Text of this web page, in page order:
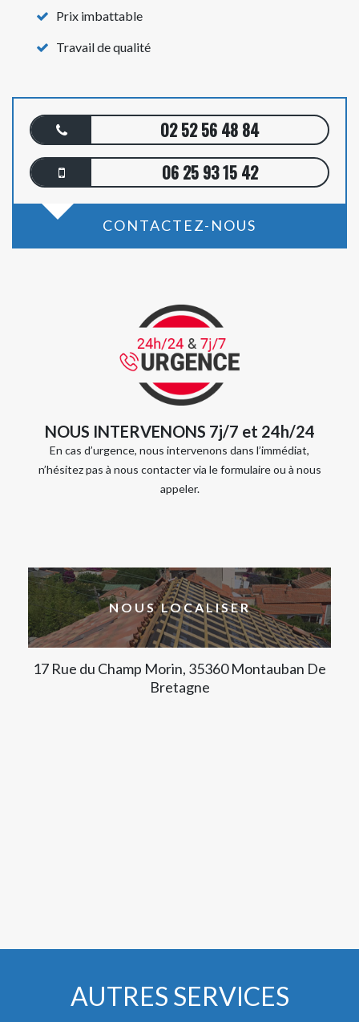
Prix imbattable
Travail de qualité
02 52 56 48 84
06 25 93 15 42
CONTACTEZ-NOUS
NOUS INTERVENONS 7j/7 et 24h/24
En cas d’urgence, nous intervenons dans l’immédiat,
n’hésitez pas à nous contacter via le formulaire ou à nous
appeler.
NOUS LOCALISER
17 Rue du Champ Morin, 35360 Montauban De
Bretagne
AUTRES SERVICES